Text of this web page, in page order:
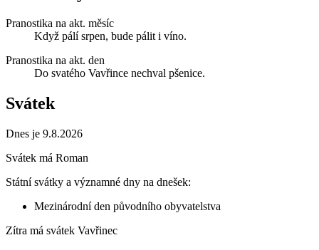
Pranostika na akt. měsíc
Když pálí srpen, bude pálit i víno.
Pranostika na akt. den
Do svatého Vavřince nechval pšenice.
Svátek
Dnes je 9.8.2026
Svátek má Roman
Státní svátky a významné dny na dnešek:
Mezinárodní den původního obyvatelstva
Zítra má svátek Vavřinec